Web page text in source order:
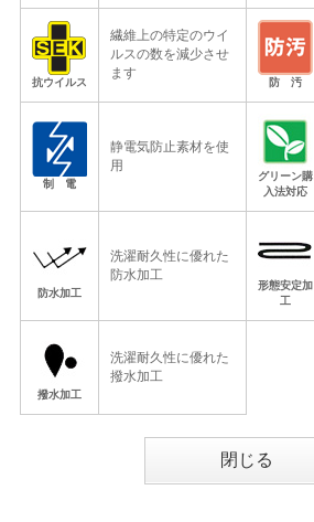
抗ウイルス
繊維上の特定のウイ
ルスの数を減少させ
ます
防 汚
制 電
静電気防止素材を使
用
グリーン購
入法対応
防水加工
洗濯耐久性に優れた
防水加工
形態安定加
工
撥水加工
洗濯耐久性に優れた
撥水加工
閉じる